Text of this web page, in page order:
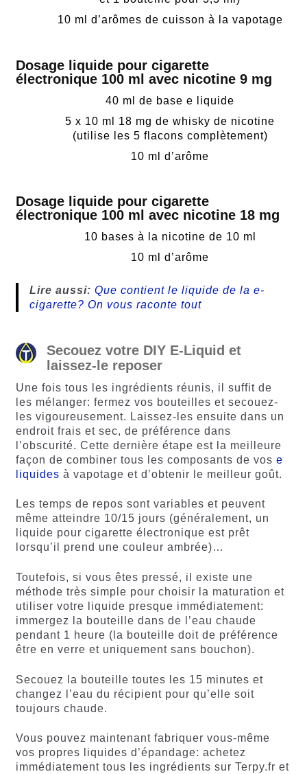
10 ml d’arômes de cuisson à la vapotage
Dosage liquide pour cigarette
électronique 100 ml avec nicotine 9 mg
40 ml de base e liquide
5 x 10 ml 18 mg de whisky de nicotine
(utilise les 5 flacons complètement)
10 ml d’arôme
Dosage liquide pour cigarette
électronique 100 ml avec nicotine 18 mg
10 bases à la nicotine de 10 ml
10 ml d’arôme
Lire aussi: Que contient le liquide de la e-
cigarette? On vous raconte tout
Secouez votre DIY E-Liquid et
laissez-le reposer
Une fois tous les ingrédients réunis, il suffit de
les mélanger: fermez vos bouteilles et secouez-
les vigoureusement. Laissez-les ensuite dans un
endroit frais et sec, de préférence dans
l’obscurité. Cette dernière étape est la meilleure
façon de combiner tous les composants de vos e
liquides à vapotage et d’obtenir le meilleur goût.
Les temps de repos sont variables et peuvent
même atteindre 10/15 jours (généralement, un
liquide pour cigarette électronique est prêt
lorsqu’il prend une couleur ambrée)…
Toutefois, si vous êtes pressé, il existe une
méthode très simple pour choisir la maturation et
utiliser votre liquide presque immédiatement:
immergez la bouteille dans de l’eau chaude
pendant 1 heure (la bouteille doit de préférence
être en verre et uniquement sans bouchon).
Secouez la bouteille toutes les 15 minutes et
changez l’eau du récipient pour qu’elle soit
toujours chaude.
Vous pouvez maintenant fabriquer vous-même
vos propres liquides d’épandage: achetez
immédiatement tous les ingrédients sur Terpy.fr et